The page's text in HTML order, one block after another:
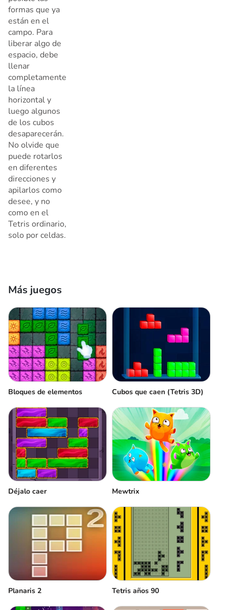
formas que ya
están en el
campo. Para
liberar algo de
espacio, debe
llenar
completamente
la línea
horizontal y
luego algunos
de los cubos
desaparecerán.
No olvide que
puede rotarlos
en diferentes
direcciones y
apilarlos como
desee, y no
como en el
Tetris ordinario,
solo por celdas.
Más juegos
Bloques de elementos Cubos que caen (Tetris 3D)
Déjalo caer Mewtrix
Planaris 2 Tetris años 90